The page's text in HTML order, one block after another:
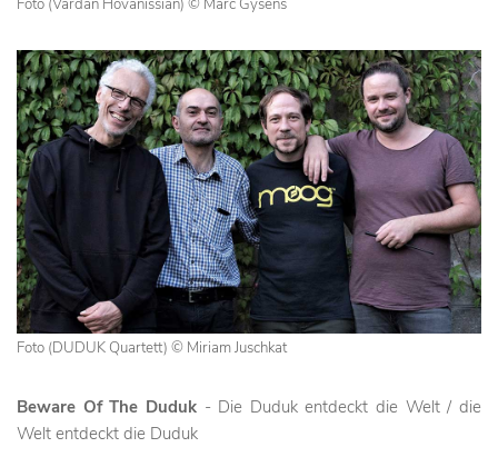
Foto (Vardan Hovanissian) © Marc Gysens
Foto (DUDUK Quartett) © Miriam Juschkat
Beware Of The Duduk- Die Duduk entdeckt die Welt / die
Welt entdeckt die Duduk